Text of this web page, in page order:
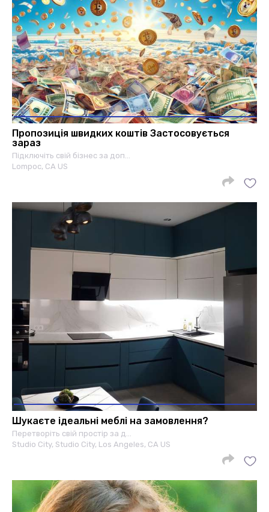
Пропозиція швидких коштів Застосовується
зараз
Підключіть свій бізнес за доп…
Lompoc, CA US
Шукаєте ідеальні меблі на замовлення?
Перетворіть свій простір за д…
Studio City, Studio City, Los Angeles, CA US